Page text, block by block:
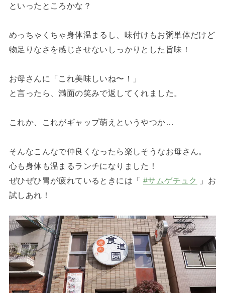
といったところかな？
めっちゃくちゃ身体温まるし、味付けもお粥単体だけど
物足りなさを感じさせないしっかりとした旨味！
お母さんに「これ美味しいね〜！」
と言ったら、満面の笑みで返してくれました。
これか、これがギャップ萌えというやつか…
そんなこんなで仲良くなったら楽しそうなお母さん。
心も身体も温まるランチになりました！
ぜひぜひ胃が疲れているときには「 #サムゲチュク
」お
試しあれ！